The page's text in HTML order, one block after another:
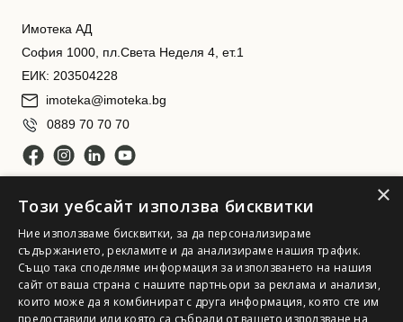
Имотека АД
София 1000, пл.Света Неделя 4, ет.1
ЕИК: 203504228
imoteka@imoteka.bg
0889 70 70 70
Имотека АД. Всички права запазени
×
Този уебсайт използва бисквитки
Ние използваме бисквитки, за да персонализираме
съдържанието, рекламите и да анализираме нашия трафик.
Също така споделяме информация за използването на нашия
сайт от ваша страна с нашите партньори за реклама и анализи,
които може да я комбинират с друга информация, която сте им
предоставили или която са събрали от вашето използване на